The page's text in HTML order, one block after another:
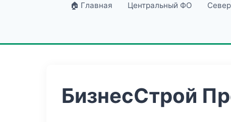
🏠 Главная Центральный ФО
БизнесСтрой